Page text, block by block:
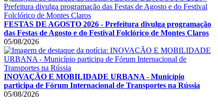
FESTAS DE AGOSTO 2026 - Prefeitura divulga programação
das Festas de Agosto e do Festival Folclórico de Montes Claros
05/08/2026
INOVAÇÃO E MOBILIDADE URBANA - Município
participa de Fórum Internacional de Transportes na Rússia
05/08/2026